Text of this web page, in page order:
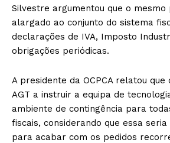
Silvestre argumentou que o
alargado ao conjunto do sistema
declarações de IVA, Imposto
obrigações periódicas.
A presidente da OCPCA relatou que
AGT a instruir a equipa de
ambiente de contingência para
fiscais, considerando que essa
para acabar com os pedidos